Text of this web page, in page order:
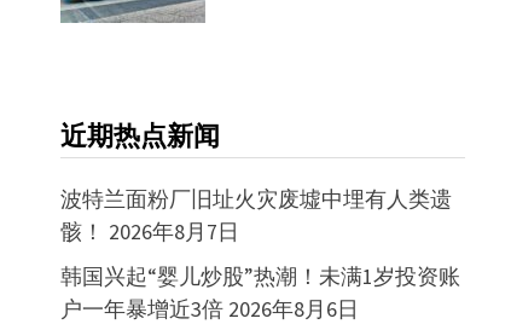
近期热点新闻
波特兰面粉厂旧址火灾废墟中埋有人类遗
骸！ 2026年8月7日
韩国兴起“婴儿炒股”热潮！未满1岁投资账
户一年暴增近3倍 2026年8月6日